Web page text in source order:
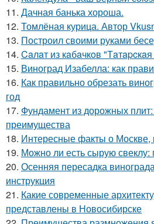
11. Дачная банька хороша.
12. Томлёная курица. Автор
13. Построил своими руками
14. Caлaт из кaбaчкoв
15. Виноград Изабелла: как
16. Как правильно обрезать
год
17. Фундамент из дорожных
преимущества
18. Интересные факты о Москве,
19. Можно ли есть сырую
20. Осенняя пересадка
инструкция
21. Какие современные
представлены в Новосибирске